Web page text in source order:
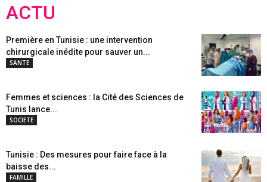
ACTU
Première en Tunisie : une intervention
chirurgicale inédite pour sauver un...
SANTE
Femmes et sciences : la Cité des Sciences de
Tunis lance...
SOCIETE
Tunisie : Des mesures pour faire face à la
baisse des...
FAMILLE